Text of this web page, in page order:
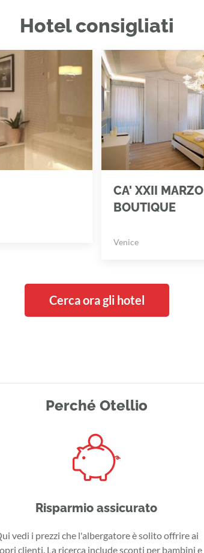
Hotel consigliati
CA' XXII MARZO
BOUTIQUE
Venice
Cerca ora gli hotel
Perché Otellio
Risparmio assicurato
vedi i prezzi che l'albergatore è solito offrire ai
clienti. La ricerca include sconti per bambini e